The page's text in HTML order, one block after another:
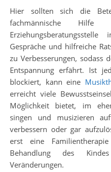
Hier sollten sich die
fachmännische
Gespräche und hilfreiche
zu Verbesserungen, sodass
Entspannung erfährt. Ist
blockiert, kann eine
erreicht viele
Möglichkeit bietet, im
singen und musizieren
verbessern oder gar
erst eine
Behandlung des
Veränderungen.